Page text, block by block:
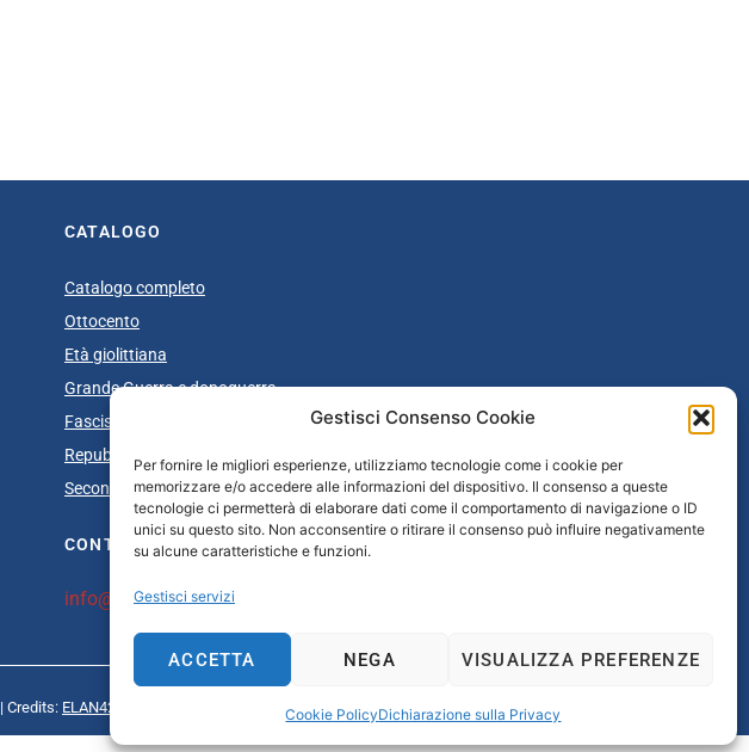
Gestisci Consenso Cookie
Per fornire le migliori esperienze, utilizziamo tecnologie come i cookie per
memorizzare e/o accedere alle informazioni del dispositivo. Il consenso a queste
tecnologie ci permetterà di elaborare dati come il comportamento di navigazione o ID
unici su questo sito. Non acconsentire o ritirare il consenso può influire negativamente
su alcune caratteristiche e funzioni.
Gestisci servizi
ACCETTA NEGA VISUALIZZA PREFERENZE
Cookie PolicyDichiarazione sulla Privacy
CATALOGO
Catalogo completo
Ottocento
Età giolittiana
Grande Guerra e dopoguerra
Fascismo
Repubblica Sociale Italiana
Secondo dopoguerra / Età repubblicana
CONTATTI
info@unsecolodicartavenezia.it
| Credits: ELAN42 Web + Comunicazione